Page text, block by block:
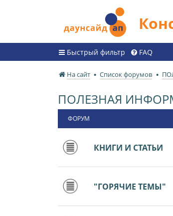
Быстрый фильтр FAQ
На сайт Список форумов
ПОЛЕЗНАЯ
ФОРУМ
КНИГИ И СТАТЬИ
"ГОРЯЧИЕ ТЕМЫ"